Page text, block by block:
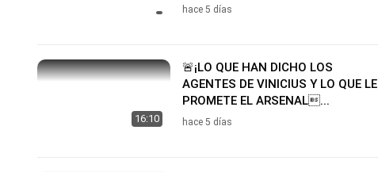
hace 5 días
16:10
🚨¡LO QUE HAN DICHO LOS
AGENTES DE VINICIUS Y LO QUE LE
PROMETE EL ARSENAL...
hace 5 días